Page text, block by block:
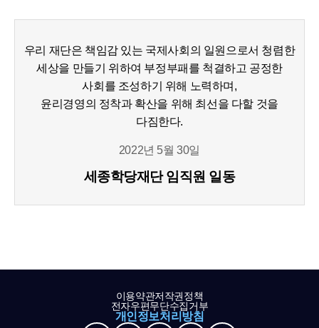
우리 재단은 책임감 있는 국제사회의 일원으로서 청렴한
세상을 만들기 위하여 부정부패를 척결하고 공정한
사회를 조성하기 위해 노력하며,
윤리경영의 정착과 확산을 위해 최선을 다할 것을
다짐한다.
2022년 5월 30일
세종학당재단 임직원 일동
이용약관저작권정책
전자우편무단수집거부
개인정보처리방침